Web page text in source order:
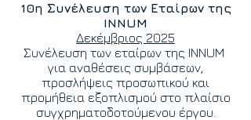
10η Συνέλευση των Εταίρων της
INNUM
Δεκέμβριος 2025
Συνέλευση των εταίρων της INNUM
για αναθέσεις συμβάσεων,
προσλήψεις προσωπικού και
προμήθεια εξοπλισμού στο πλαίσιο
συγχρηματοδοτούμενου έργου.